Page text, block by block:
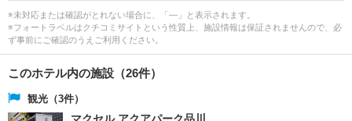
※未対応または確認がとれない場合に、「―」と表示されます。
※フォートラベルはクチコミサイトという性質上、施設情報は保証されませんので、必
ず事前にご確認のうえご利用ください。
このホテル内の施設（26件）
観光（3件）